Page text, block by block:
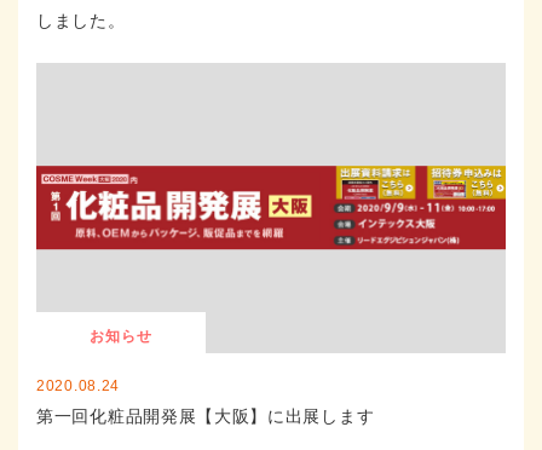
しました。
お知らせ
2020.08.24
第一回化粧品開発展【大阪】に出展します